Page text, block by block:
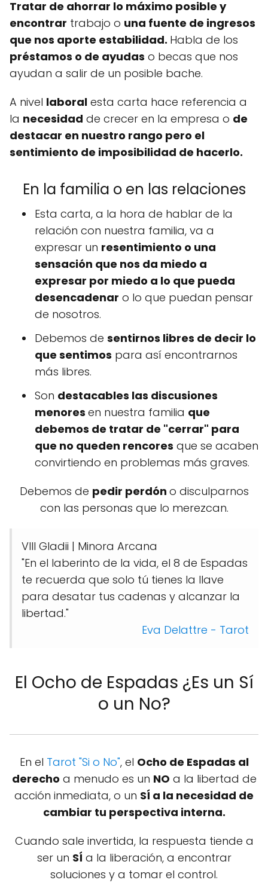
Tratar de ahorrar lo máximo posible y
encontrar trabajo o una fuente de ingresos
que nos aporte estabilidad. Habla de los
préstamos o de ayudas o becas que nos
ayudan a salir de un posible bache.
A nivel laboral esta carta hace referencia a
la necesidad de crecer en la empresa o de
destacar en nuestro rango pero el
sentimiento de imposibilidad de hacerlo.
En la familia o en las relaciones
Esta carta, a la hora de hablar de la
relación con nuestra familia, va a
expresar un resentimiento o una
sensación que nos da miedo a
expresar por miedo a lo que pueda
desencadenar o lo que puedan pensar
de nosotros.
Debemos de sentirnos libres de decir lo
que sentimos para así encontrarnos
más libres.
Son destacables las discusiones
menores en nuestra familia que
debemos de tratar de "cerrar" para
que no queden rencores que se acaben
convirtiendo en problemas más graves.
Debemos de pedir perdón o disculparnos
con las personas que lo merezcan.
VIII Gladii | Minora Arcana
"En el laberinto de la vida, el 8 de Espadas
te recuerda que solo tú tienes la llave
para desatar tus cadenas y alcanzar la
libertad."
Eva Delattre - Tarot
El Ocho de Espadas ¿Es un Sí
o un No?
En el Tarot "Si o No", el Ocho de Espadas al
derecho a menudo es un NO a la libertad de
acción inmediata, o un SÍ a la necesidad de
cambiar tu perspectiva interna.
Cuando sale invertida, la respuesta tiende a
ser un SÍ a la liberación, a encontrar
soluciones y a tomar el control.